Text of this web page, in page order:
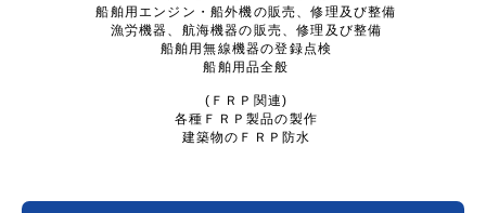
船舶用エンジン・船外機の販売、修理及び整備
漁労機器、航海機器の販売、修理及び整備
船舶用無線機器の登録点検
船舶用品全般
(ＦＲＰ関連)
各種ＦＲＰ製品の製作
建築物のＦＲＰ防水